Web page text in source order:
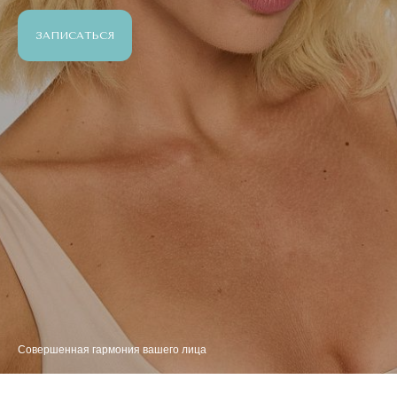
ЗАПИСАТЬСЯ
Совершенная гармония вашего лица